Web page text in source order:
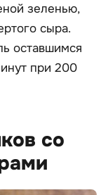
зеленью,
сыра.
оставшимся
при 200
со